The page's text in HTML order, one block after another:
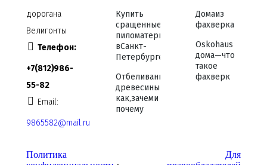
дорога на
Велигонты
Телефон:
+7 (812) 986-
55-82
Email:
9865582@mail.ru
Купить
сращенные
пиломатериалы
в Санкт-
Петербурге
Отбеливание
древесины —
как, зачем и
почему
Дома из
фахверка
Osko haus
дома — что
такое
фахверк
Политика
Для